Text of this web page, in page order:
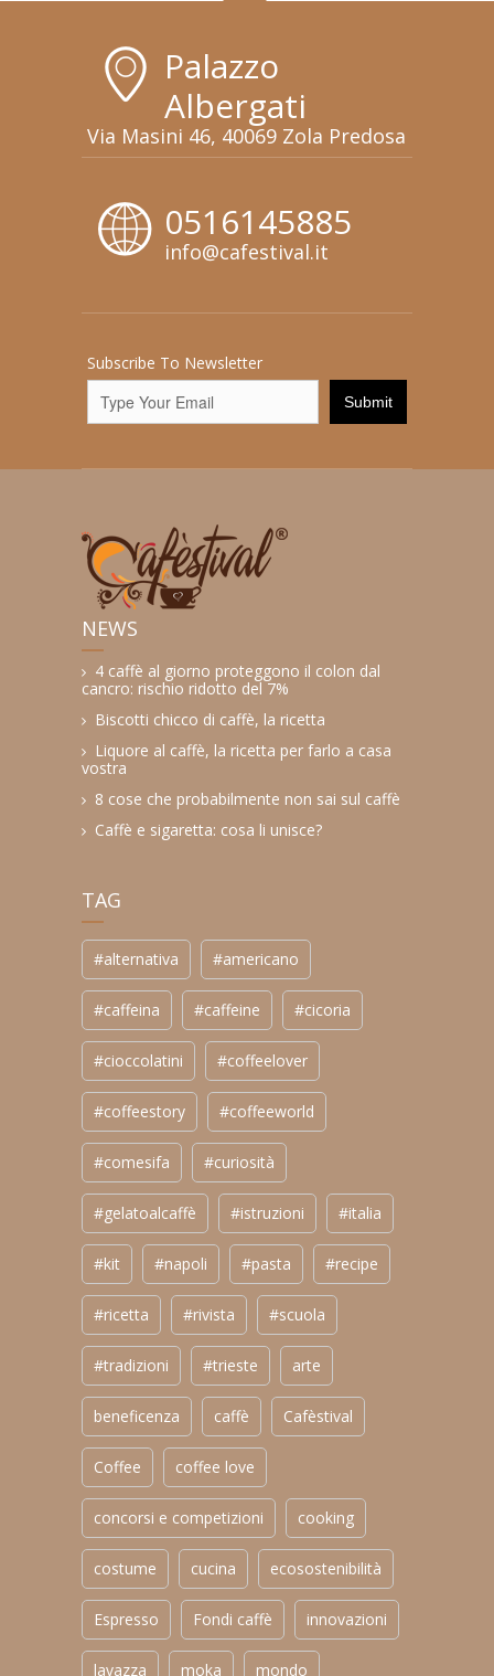
Palazzo
Albergati
Via Masini 46, 40069 Zola Predosa
0516145885
info@cafestival.it
Subscribe To Newsletter
NEWS
4 caffè al giorno proteggono il colon dal
cancro: rischio ridotto del 7%
Biscotti chicco di caffè, la ricetta
Liquore al caffè, la ricetta per farlo a casa
vostra
8 cose che probabilmente non sai sul caffè
Caffè e sigaretta: cosa li unisce?
TAG
#alternativa #americano
#caffeina #caffeine #cicoria
#cioccolatini #coffeelover
#coffeestory #coffeeworld
#comesifa #curiosità
#gelatoalcaffè #istruzioni #italia
#kit #napoli #pasta #recipe
#ricetta #rivista #scuola
#tradizioni #trieste arte
beneficenza caffè Cafèstival
Coffee coffee love
concorsi e competizioni cooking
costume cucina ecosostenibilità
Espresso Fondi caffè innovazioni
lavazza moka mondo